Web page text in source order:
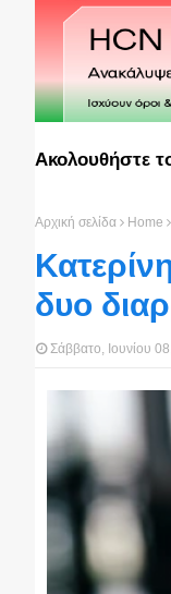
Ακολουθήστε
Αρχική σελίδα Home
δυο
Σάββατο, Ιουνίου